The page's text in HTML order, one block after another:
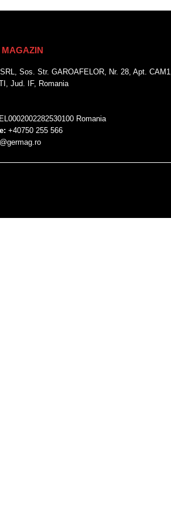
MAGAZIN
Sos. Str. GAROAFELOR, Nr. 28, Apt.
Jud. IF, Romania
Romania
+40750 255 566